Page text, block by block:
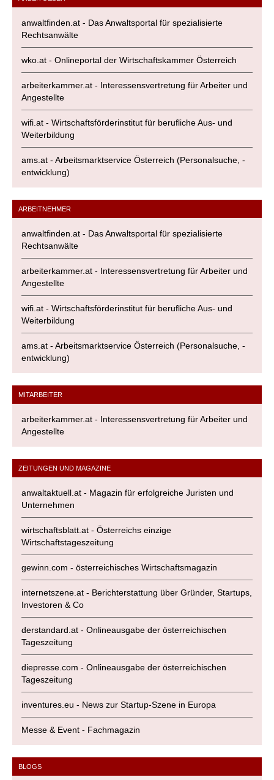
anwaltfinden.at - Das Anwaltsportal für spezialisierte
Rechtsanwälte
wko.at - Onlineportal der Wirtschaftskammer Österreich
arbeiterkammer.at - Interessensvertretung für Arbeiter und
Angestellte
wifi.at - Wirtschaftsförderinstitut für berufliche Aus- und
Weiterbildung
ams.at - Arbeitsmarktservice Österreich (Personalsuche, -
entwicklung)
ARBEITNEHMER
anwaltfinden.at - Das Anwaltsportal für spezialisierte
Rechtsanwälte
arbeiterkammer.at - Interessensvertretung für Arbeiter und
Angestellte
wifi.at - Wirtschaftsförderinstitut für berufliche Aus- und
Weiterbildung
ams.at - Arbeitsmarktservice Österreich (Personalsuche, -
entwicklung)
MITARBEITER
arbeiterkammer.at - Interessensvertretung für Arbeiter und
Angestellte
ZEITUNGEN UND MAGAZINE
anwaltaktuell.at - Magazin für erfolgreiche Juristen und
Unternehmen
wirtschaftsblatt.at - Österreichs einzige
Wirtschaftstageszeitung
gewinn.com - österreichisches Wirtschaftsmagazin
internetszene.at - Berichterstattung über Gründer, Startups,
Investoren & Co
derstandard.at - Onlineausgabe der österreichischen
Tageszeitung
diepresse.com - Onlineausgabe der österreichischen
Tageszeitung
inventures.eu - News zur Startup-Szene in Europa
Messe & Event - Fachmagazin
BLOGS